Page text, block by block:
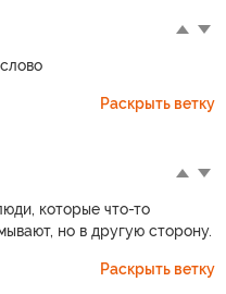
Раскрыть ветку
которые что-то
но в другую сторону.
Раскрыть ветку